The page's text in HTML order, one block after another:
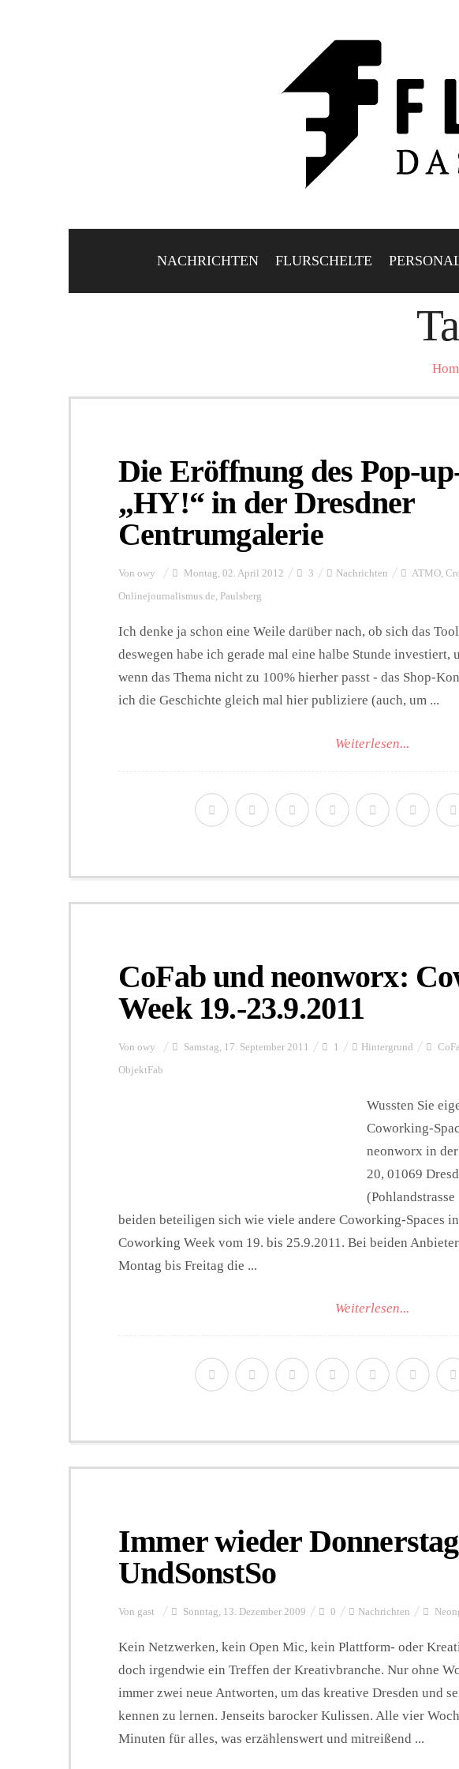
NACHRICHTEN FLURSCHELTE
Die Eröffnung des Pop-
„HY!“ in der Dresdner
Centrumgalerie
Von owy Montag, 02. April 2012 3 Nachrichten ATMO,
Onlinejournalismus.de, Paulsberg
Ich denke ja schon eine Weile darüber nach, ob sich das
deswegen habe ich gerade mal eine halbe Stunde investiert,
wenn das Thema nicht zu 100% hierher passt - das Shop-
ich die Geschichte gleich mal hier publiziere (auch, um ...
Weiterlesen...
CoFab und neonworx:
Week 19.-23.9.2011
Von owy Samstag, 17. September 2011 1 Hintergrund
ObjektFab
Wussten Sie
Coworking-
neonworx in
20, 01069
beiden beteiligen sich wie viele andere Coworking-Spaces
Coworking Week vom 19. bis 25.9.2011. Bei beiden
Montag bis Freitag die ...
Weiterlesen...
Immer wieder
UndSonstSo
Von gast Sonntag, 13. Dezember 2009 0 Nachrichten
Kein Netzwerken, kein Open Mic, kein Plattform- oder
doch irgendwie ein Treffen der Kreativbranche. Nur ohne
immer zwei neue Antworten, um das kreative Dresden und
kennen zu lernen. Jenseits barocker Kulissen. Alle vier
Minuten für alles, was erzählenswert und mitreißend ...